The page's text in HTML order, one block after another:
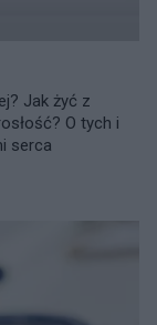
Jak żyć z
O tych i
serca